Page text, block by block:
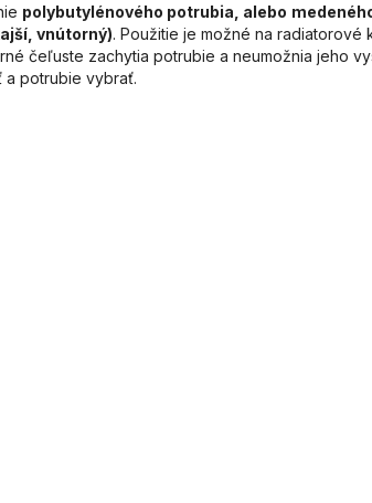
polybutylénového potrubia, alebo
vnútorný). Použitie je možné na
čeľuste zachytia potrubie a neumožnia jeho
a potrubie vybrať.